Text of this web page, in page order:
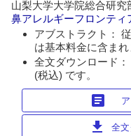
山梨大学大学院総合研
鼻アレルギーフロンティ
アブストラクト：
は基本料金に含まれ
全文ダウンロード
(税込) です。
article
download 全